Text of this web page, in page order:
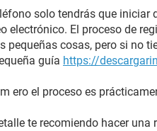
solo tendrás que iniciar
electrónico. El proceso de
pequeñas cosas, pero si no
guía https://
ero el proceso es
te recomiendo hacer una